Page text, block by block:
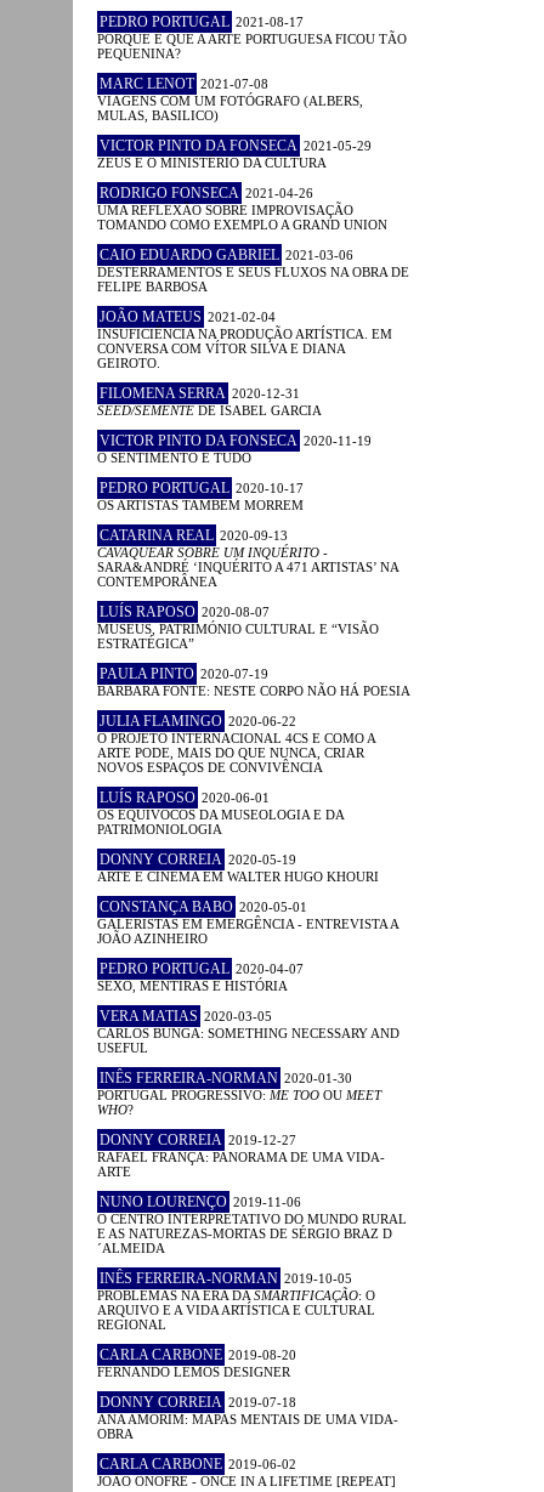
PEDRO PORTUGAL 2021-08-17
PORQUE É QUE A ARTE PORTUGUESA FICOU TÃO
PEQUENINA?
MARC LENOT 2021-07-08
VIAGENS COM UM FOTÓGRAFO (ALBERS,
MULAS, BASILICO)
VICTOR PINTO DA FONSECA 2021-05-29
ZEUS E O MINISTÉRIO DA CULTURA
RODRIGO FONSECA 2021-04-26
UMA REFLEXÃO SOBRE IMPROVISAÇÃO
TOMANDO COMO EXEMPLO A GRAND UNION
CAIO EDUARDO GABRIEL 2021-03-06
DESTERRAMENTOS E SEUS FLUXOS NA OBRA DE
FELIPE BARBOSA
JOÃO MATEUS 2021-02-04
INSUFICIÊNCIA NA PRODUÇÃO ARTÍSTICA. EM
CONVERSA COM VÍTOR SILVA E DIANA
GEIROTO.
FILOMENA SERRA 2020-12-31
SEED/SEMENTE DE ISABEL GARCIA
VICTOR PINTO DA FONSECA 2020-11-19
O SENTIMENTO É TUDO
PEDRO PORTUGAL 2020-10-17
OS ARTISTAS TAMBÉM MORREM
CATARINA REAL 2020-09-13
CAVAQUEAR SOBRE UM INQUÉRITO -
SARA&ANDRÉ ‘INQUÉRITO A 471 ARTISTAS’ NA
CONTEMPORÂNEA
LUÍS RAPOSO 2020-08-07
MUSEUS, PATRIMÓNIO CULTURAL E “VISÃO
ESTRATÉGICA”
PAULA PINTO 2020-07-19
BÁRBARA FONTE: NESTE CORPO NÃO HÁ POESIA
JULIA FLAMINGO 2020-06-22
O PROJETO INTERNACIONAL 4CS E COMO A
ARTE PODE, MAIS DO QUE NUNCA, CRIAR
NOVOS ESPAÇOS DE CONVIVÊNCIA
LUÍS RAPOSO 2020-06-01
OS EQUÍVOCOS DA MUSEOLOGIA E DA
PATRIMONIOLOGIA
DONNY CORREIA 2020-05-19
ARTE E CINEMA EM WALTER HUGO KHOURI
CONSTANÇA BABO 2020-05-01
GALERISTAS EM EMERGÊNCIA - ENTREVISTA A
JOÃO AZINHEIRO
PEDRO PORTUGAL 2020-04-07
SEXO, MENTIRAS E HISTÓRIA
VERA MATIAS 2020-03-05
CARLOS BUNGA: SOMETHING NECESSARY AND
USEFUL
INÊS FERREIRA-NORMAN 2020-01-30
PORTUGAL PROGRESSIVO: ME TOO OU MEET
WHO?
DONNY CORREIA 2019-12-27
RAFAEL FRANÇA: PANORAMA DE UMA VIDA-
ARTE
NUNO LOURENÇO 2019-11-06
O CENTRO INTERPRETATIVO DO MUNDO RURAL
E AS NATUREZAS-MORTAS DE SÉRGIO BRAZ D
´ALMEIDA
INÊS FERREIRA-NORMAN 2019-10-05
PROBLEMAS NA ERA DA SMARTIFICAÇÃO: O
ARQUIVO E A VIDA ARTÍSTICA E CULTURAL
REGIONAL
CARLA CARBONE 2019-08-20
FERNANDO LEMOS DESIGNER
DONNY CORREIA 2019-07-18
ANA AMORIM: MAPAS MENTAIS DE UMA VIDA-
OBRA
CARLA CARBONE 2019-06-02
JOÃO ONOFRE - ONCE IN A LIFETIME [REPEAT]